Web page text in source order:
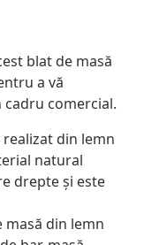
blat de masă
a vă
comercial.
realizat din lemn
natural
drepte și este
masă din lemn